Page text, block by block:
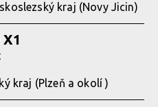
kraj (Novy Jicin)
kraj (Plzeň a okolí )